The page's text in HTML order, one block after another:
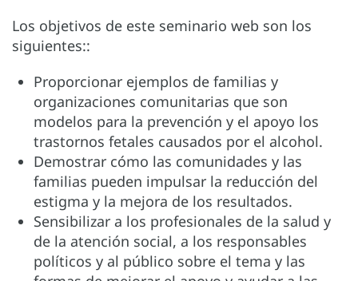
Los objetivos de este seminario web son los
siguientes::
Proporcionar ejemplos de familias y
organizaciones comunitarias que son
modelos para la prevención y el apoyo los
trastornos fetales causados por el alcohol.
Demostrar cómo las comunidades y las
familias pueden impulsar la reducción del
estigma y la mejora de los resultados.
Sensibilizar a los profesionales de la salud y
de la atención social, a los responsables
políticos y al público sobre el tema y las